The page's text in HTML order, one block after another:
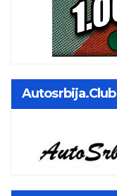
Autosrbija.club